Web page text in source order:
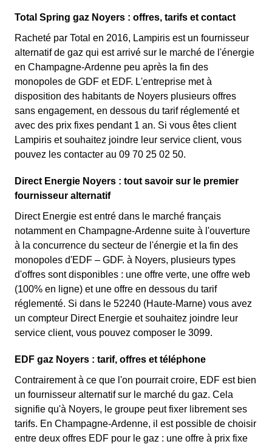
Total Spring gaz Noyers : offres, tarifs et contact
Racheté par Total en 2016, Lampiris est un fournisseur
alternatif de gaz qui est arrivé sur le marché de l'énergie
en Champagne-Ardenne peu après la fin des
monopoles de GDF et EDF. L'entreprise met à
disposition des habitants de Noyers plusieurs offres
sans engagement, en dessous du tarif réglementé et
avec des prix fixes pendant 1 an. Si vous êtes client
Lampiris et souhaitez joindre leur service client, vous
pouvez les contacter au 09 70 25 02 50.
Direct Energie Noyers : tout savoir sur le premier
fournisseur alternatif
Direct Energie est entré dans le marché français
notamment en Champagne-Ardenne suite à l'ouverture
à la concurrence du secteur de l'énergie et la fin des
monopoles d'EDF – GDF. à Noyers, plusieurs types
d'offres sont disponibles : une offre verte, une offre web
(100% en ligne) et une offre en dessous du tarif
réglementé. Si dans le 52240 (Haute-Marne) vous avez
un compteur Direct Energie et souhaitez joindre leur
service client, vous pouvez composer le 3099.
EDF gaz Noyers : tarif, offres et téléphone
Contrairement à ce que l'on pourrait croire, EDF est bien
un fournisseur alternatif sur le marché du gaz. Cela
signifie qu'à Noyers, le groupe peut fixer librement ses
tarifs. En Champagne-Ardenne, il est possible de choisir
entre deux offres EDF pour le gaz : une offre à prix fixe